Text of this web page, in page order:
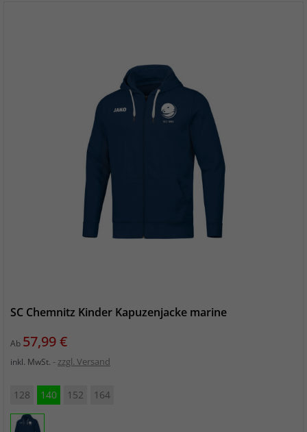
SC Chemnitz Kinder Kapuzenjacke marine
Ab Preis
57,99 €
inkl. MwSt. zzgl. Versand
128 140 152 164